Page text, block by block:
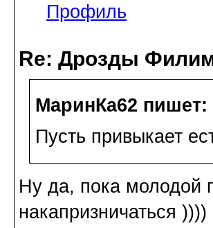
Профиль
Re: Дрозды
МаринКа62 пишет:
Пусть привыкает
Ну да, пока молодой
накапризничаться ))))